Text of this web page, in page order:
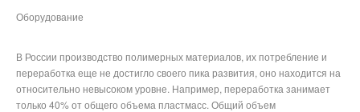
Оборудование
В России производство полимерных материалов, их потребление и
переработка еще не достигло своего пика развития, оно находится на
относительно невысоком уровне. Например, переработка занимает
только 40% от общего объема пластмасс. Общий объем